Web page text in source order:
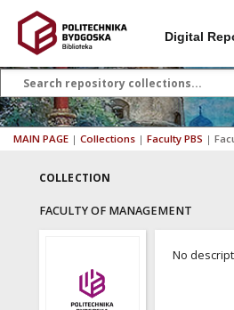
Digital
MAIN PAGE | Collections | Faculty PBS |
COLLECTION
FACULTY OF MANAGEMENT
No